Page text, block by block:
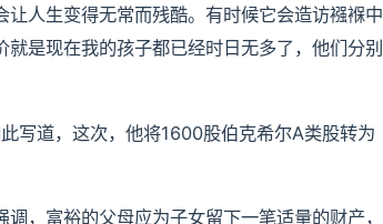
人生变得无常而残酷。有时候它会造访襁褓中
是现在我的孩子都已经时日无多了，他们分别
写道，这次，他将1600股伯克希尔A类股转为
，富裕的父母应为子女留下一笔适量的财产，